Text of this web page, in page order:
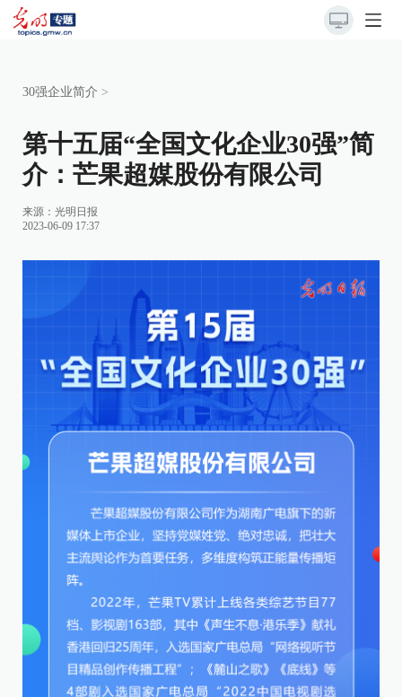
30强企业简介 >
第十五届“全国文化企业30强”简
介：芒果超媒股份有限公司
来源： 光明日报
2023-06-09 17:37